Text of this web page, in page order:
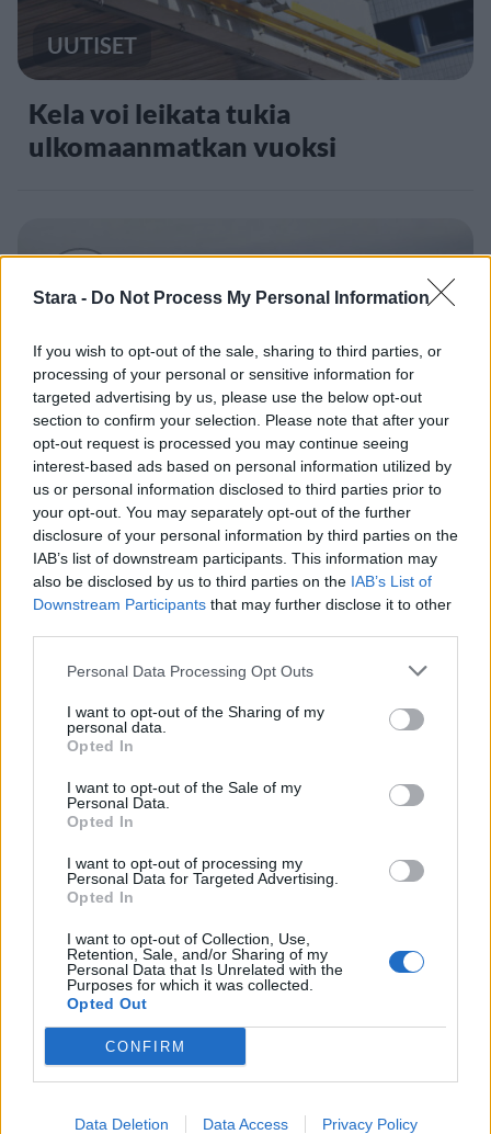
Stara - Do Not Process My Personal Information
If you wish to opt-out of the sale, sharing to third parties, or
processing of your personal or sensitive information for
targeted advertising by us, please use the below opt-out
section to confirm your selection. Please note that after your
opt-out request is processed you may continue seeing
interest-based ads based on personal information utilized by
us or personal information disclosed to third parties prior to
your opt-out. You may separately opt-out of the further
disclosure of your personal information by third parties on the
IAB’s list of downstream participants. This information may
also be disclosed by us to third parties on the IAB’s List of
Downstream Participants that may further disclose it to other
Personal Data Processing Opt Outs
I want to opt-out of the Sharing of my
personal data.
Opted In
I want to opt-out of the Sale of my
Personal Data.
Opted In
I want to opt-out of processing my
Personal Data for Targeted Advertising.
Opted In
I want to opt-out of Collection, Use,
Retention, Sale, and/or Sharing of my
Personal Data that Is Unrelated with the
Purposes for which it was collected.
Opted Out
CONFIRM
Data Deletion Data Access Privacy Policy
UUTISET
Kela voi leikata tukia
ulkomaanmatkan vuoksi
3
UUTISET
F/A-18 Hornet jyrähtää ylilennolle
Jyväskylässä – katuja suljetaan
4
UUTISET
Moottoripyöräilijä pakeni poliisia
– tutkaan hurja ylinopeus
5